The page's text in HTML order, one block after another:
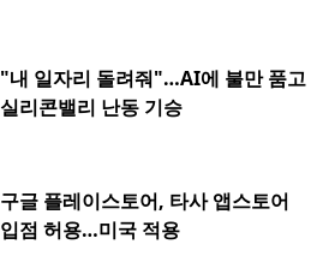
"내 일자리 돌려줘"…AI에 불만 품고
실리콘밸리 난동 기승
구글 플레이스토어, 타사 앱스토어
입점 허용…미국 적용